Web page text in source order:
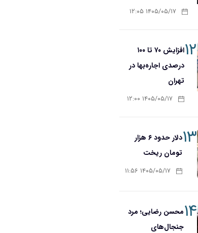
۱۴۰۵/۰۵/۱۷ ۱۲:۰۵
۱۲
افزایش ۷۰ تا ۱۰۰
درصدی اجاره‌بها در
تهران
۱۴۰۵/۰۵/۱۷ ۱۲:۰۰
۱۳
دلار حدود ۶ هزار
تومان ریخت
۱۴۰۵/۰۵/۱۷ ۱۱:۵۶
۱۴محسن رضایی؛ مرد
جنجال‌های